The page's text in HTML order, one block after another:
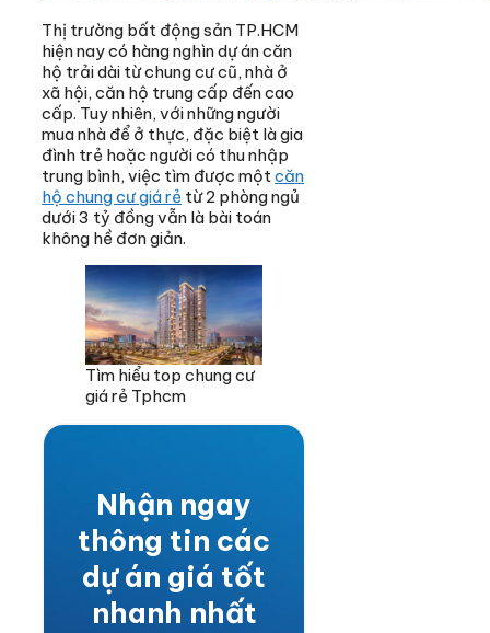
Thị trường bất động sản TP.HCM
hiện nay có hàng nghìn dự án căn
hộ trải dài từ chung cư cũ, nhà ở
xã hội, căn hộ trung cấp đến cao
cấp. Tuy nhiên, với những người
mua nhà để ở thực, đặc biệt là gia
đình trẻ hoặc người có thu nhập
trung bình, việc tìm được mộtcăn
hộ chung cư giá rẻ từ 2 phòng ngủ
dưới 3 tỷ đồng vẫn là bài toán
không hề đơn giản.
Tìm hiểu top chung cư
giá rẻ Tphcm
Nhận ngay
thông tin các
dự án giá tốt
nhanh nhất